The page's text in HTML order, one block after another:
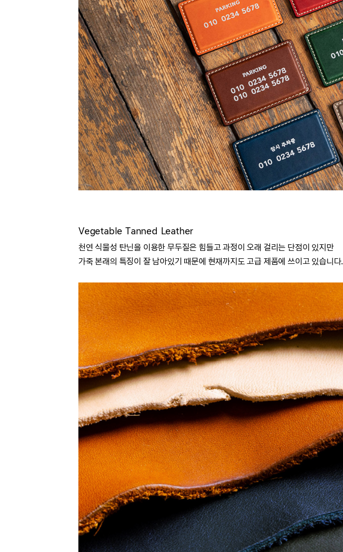
Vegetable Tanned Leather
천연 식물성 탄닌을 이용한 무두질은 힘들고 과정이 오래 걸리는 단점이 있지만
가죽 본래의 특징이 잘 남아있기 때문에 현재까지도 고급 제품에 쓰이고 있습니다.